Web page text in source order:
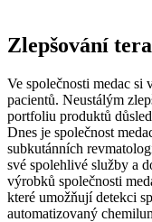
Zlepšování
Ve společnosti medac si
pacientů. Neustálým
portfoliu produktů
Dnes je společnost
subkutánních
své spolehlivé služby a
výrobků společnosti
které umožňují detekci
automatizovaný